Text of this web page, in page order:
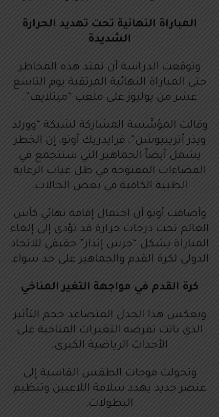
المباراة النهائية تحت تهديد الحرارة
الشديدة
وتوقعت الدراسة أن تمتد هذه المخاطر
حتى المباراة النهائية المرتقبة يوم التاسع
عشر من يوليوز على ملعب “ميتلايف”.
وقالت المؤسِّسة المشاركة لشبكة “وورلد
ويذر أتريبيوشن”، فرايدريك أوتو، إن الخطر
يشمل أيضاً الجماهير التي ستتجمع في
الفضاءات المفتوحة في ظل غياب الرعاية
الطبية الكافية في بعض الحالات.
وأضافت أوتو أن احتمال إقامة نهائي كأس
العالم تحت درجات حرارة قد تؤدي إلى إلغاء
المباراة يشكل “جرس إنذار” حقيقي للاتحاد
الدولي لكرة القدم والجماهير على حد سواء.
كرة القدم في مواجهة التغير المناخي
ويعكس هذا الجدل المتصاعد حجم التأثير
الذي باتت تفرضه التغيرات المناخية على
الأحداث الرياضية الكبرى.
وتحولت موجات الطقس القاسية إلى
عنصر جديد يهدد سلامة اللاعبين وتنظيم
البطولات.